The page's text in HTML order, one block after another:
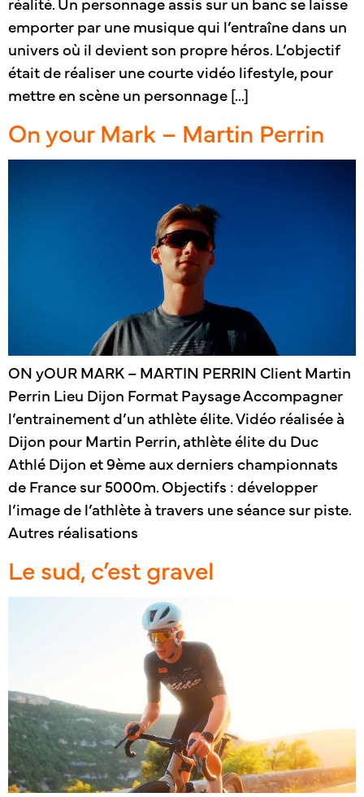
emporter par une musique qui l’entraîne dans un
univers où il devient son propre héros. L’objectif
était de réaliser une courte vidéo lifestyle, pour
mettre en scène un personnage […]
On your Mark – Martin Perrin
ON yOUR MARK – MARTIN PERRIN Client Martin
Perrin Lieu Dijon Format Paysage Accompagner
l’entrainement d’un athlète élite. Vidéo réalisée à
Dijon pour Martin Perrin, athlète élite du Duc
Athlé Dijon et 9ème aux derniers championnats
de France sur 5000m. Objectifs : développer
l’image de l’athlète à travers une séance sur piste.
Autres réalisations
Le sud, c’est gravel